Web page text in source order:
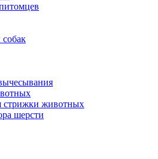
стрижки животных
шерсти